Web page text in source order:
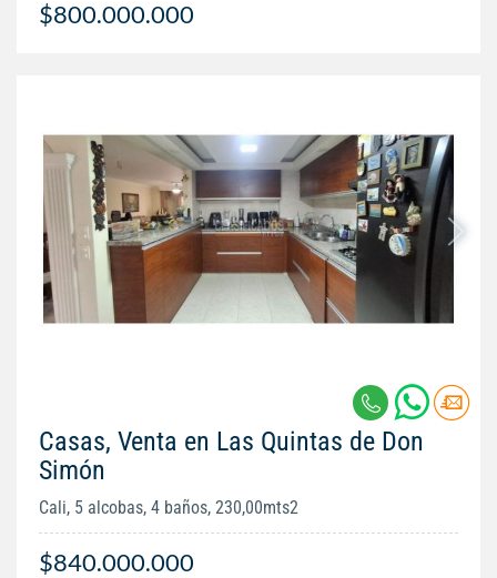
$800.000.000
Casas, Venta en Las Quintas de Don
Simón
Cali, 5 alcobas, 4 baños, 230,00mts2
$840.000.000